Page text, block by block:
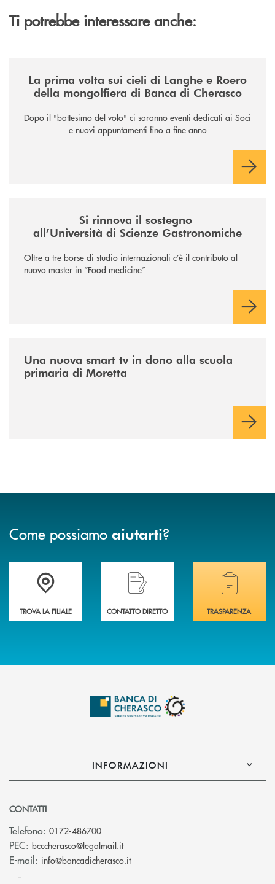
Ti potrebbe interessare anche:
La prima volta sui cieli di Langhe e Roero
della mongolfiera di Banca di Cherasco
Dopo il "battesimo del volo" ci saranno eventi dedicati ai Soci
e nuovi appuntamenti fino a fine anno
Si rinnova il sostegno
all’Università di Scienze Gastronomiche
Oltre a tre borse di studio internazionali c’è il contributo al
nuovo master in “Food medicine”
Una nuova smart tv in dono alla scuola
primaria di Moretta
Come possiamo aiutarti?
Accedi all' elenco completo delle filiali .
TROVA LA FILIALE
Hai bisogno di assistenza immediata?
CONTATTO DIRETTO
Hai bisogno di
TRASPARENZA
INFORMAZIONI
CONTATTI
Telefono: 0172-486700
PEC: bcccherasco@legalmail.it(si apre l’app di posta elettronica)
E-mail: info@bancadicherasco.it(si apre l’app di posta elettronica)